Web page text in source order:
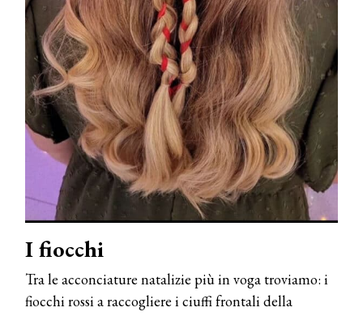
I fiocchi
Tra le acconciature natalizie più in voga troviamo: i
fiocchi rossi a raccogliere i ciuffi frontali della